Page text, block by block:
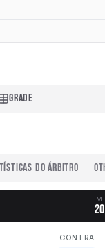
GRADE
DO ÁRBITRO
M
20
CONTRA